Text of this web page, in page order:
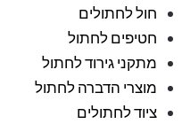
חול לחתולים
חטיפים לחתול
מתקני גירוד לחתול
מוצרי הדברה לחתול
ציוד לחתולים